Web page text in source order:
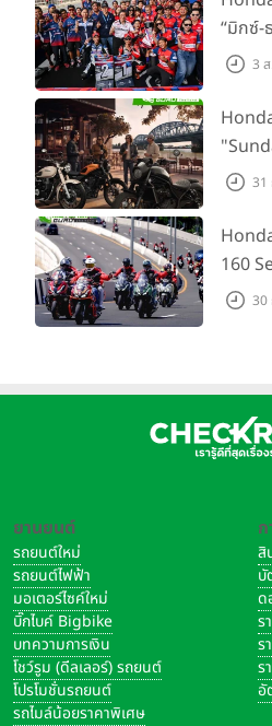
เสริมศั
“มิกซ์-
สนาม
3
Soul"
กัน 16
31
160
งาน30
ยานยนต์
รถยนต์ใหม่
รถยนต์ไฟฟ้า
มอเตอร์ไซค์ใหม่
บิ๊กไบค์ Bigbike
บทความการเงิน
โชว์รูม (ดีลเลอร์) รถยนต์
โปรโมชั่นรถยนต์
รถไมล์น้อยราคาพิเศษ
สิ
บั
ด
ร
ร
ร
อั